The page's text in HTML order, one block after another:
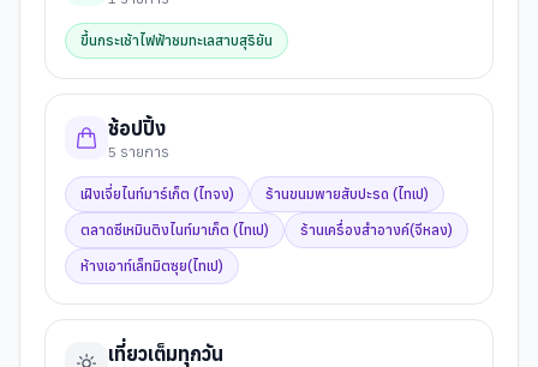
ขึ้นกระเช้าไฟฟ้าชมทะเลสาบสุริยัน
ช้อปปิ้ง
5 รายการ
เฝิงเจี่ยไนท์มาร์เก็ต (ไทจง)
ร้านขนมพายสับปะรด (ไทเป)
ตลาดซีเหมินติงไนท์มาเก็ต (ไทเป)
ร้านเครื่องสำอางค์(จีหลง)
ห้างเอาท์เล็ทมิตซุย(ไทเป)
เที่ยวเต็มทุกวัน